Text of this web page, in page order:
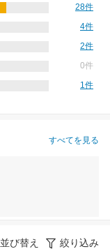
28件
4件
2件
0件
1件
すべてを見る
並び替え 絞り込み